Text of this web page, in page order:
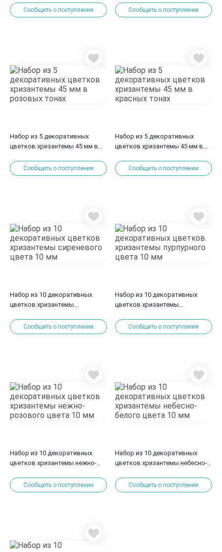
Сообщить о поступлении Сообщить о поступлении
Набор из 5 декоративных
цветков хризантемы 45 мм в
Сообщить о поступлении
Набор из 5 декоративных
цветков хризантемы 45 мм в
Сообщить о поступлении
Набор из 10 декоративных
цветков хризантемы
Сообщить о поступлении
Набор из 10 декоративных
цветков хризантемы
Сообщить о поступлении
Набор из 10 декоративных
цветков хризантемы нежно-
Сообщить о поступлении
Набор из 10 декоративных
цветков хризантемы небесно-
Сообщить о поступлении